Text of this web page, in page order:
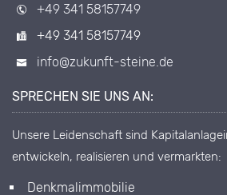
+49 341 58157749
+49 341 58157749
info@zukunft-steine.de
SPRECHEN SIE UNS AN:
Unsere Leidenschaft sind
entwickeln, realisieren und vermarkten:
Denkmalimmobilie